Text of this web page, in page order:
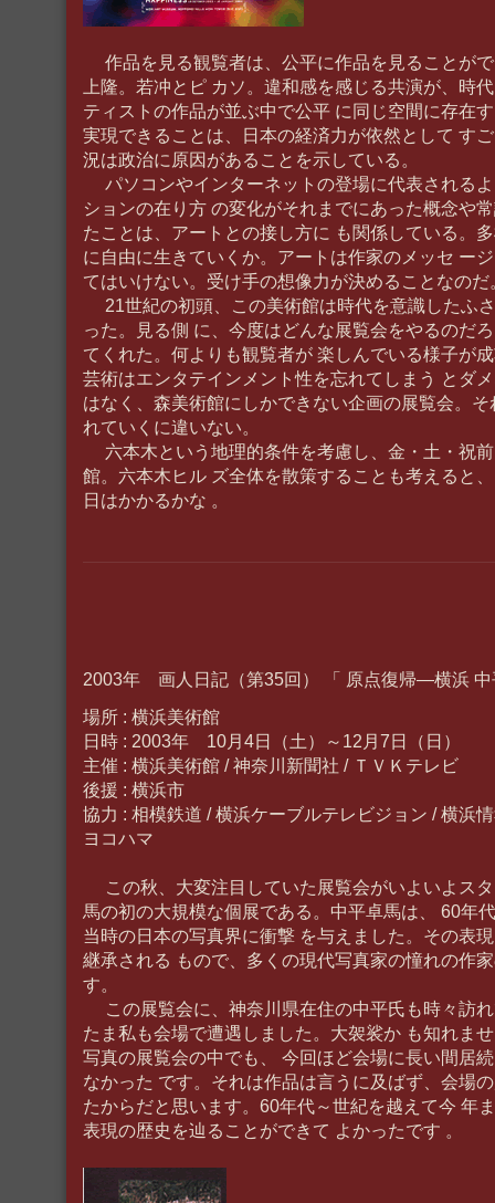
作品を見る観覧者は、公平に作品を見ることが
上隆。若冲とピ カソ。違和感を感じる共演が、時
ティストの作品が並ぶ中で公平 に同じ空間に存在
実現できることは、日本の経済力が依然として す
況は政治に原因があることを示している。
パソコンやインターネットの登場に代表される
ションの在り方 の変化がそれまでにあった概念や
たことは、アートとの接し方に も関係している。
に自由に生きていくか。アートは作家のメッセ ー
てはいけない。受け手の想像力が決めることなのだ
21世紀の初頭、この美術館は時代を意識したふ
った。見る側 に、今度はどんな展覧会をやるのだ
てくれた。何よりも観覧者が 楽しんでいる様子が
芸術はエンタテインメント性を忘れてしまう とダ
はなく、森美術館にしかできない企画の展覧会。
れていくに違いない。
六本木という地理的条件を考慮し、金・土・祝
館。六本木ヒル ズ全体を散策することも考えると
日はかかるかな 。
2003年 画人日記（第35回） 「 原点復帰―横浜 中
場所 : 横浜美術館
日時 : 2003年 10月4日（土）～12月7日（日）
主催 : 横浜美術館 / 神奈川新聞社 / ＴＶＫテレビ
後援 : 横浜市
協力 : 相模鉄道 / 横浜ケーブルテレビジョン / 横浜
ヨコハマ
この秋、大変注目していた展覧会がいよいよス
馬の初の大規模な個展である。中平卓馬は、 60年
当時の日本の写真界に衝撃 を与えました。その表
継承される もので、多くの現代写真家の憧れの作
す。
この展覧会に、神奈川県在住の中平氏も時々訪
たま私も会場で遭遇しました。大袈裟か も知れま
写真の展覧会の中でも、 今回ほど会場に長い間居
なかった です。それは作品は言うに及ばず、会場
たからだと思います。60年代～世紀を越えて今 年
表現の歴史を辿ることができて よかったです 。